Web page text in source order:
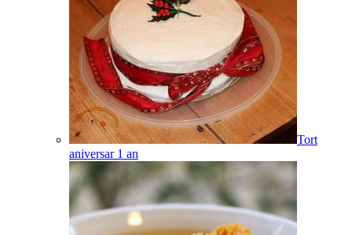
Tort
aniversar 1 an